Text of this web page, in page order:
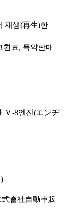
재생(再生)한
환료, 특약판매
Ｖ-8엔진(エンヂ
會社自動車販